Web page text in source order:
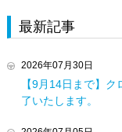
最新記事
2026年07月30日
【9月14日まで】
了いたします。